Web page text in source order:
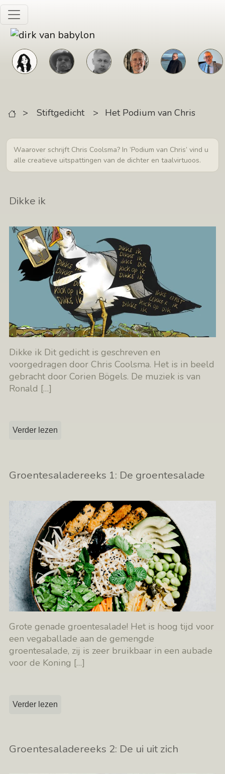
Skip to main content
> Stiftgedicht > Het Podium van Chris
Waarover schrijft Chris Coolsma? In ‘Podium van Chris’ vind u
alle creatieve uitspattingen van de dichter en taalvirtuoos.
Dikke ik
Dikke ik Dit gedicht is geschreven en
voorgedragen door Chris Coolsma. Het is in beeld
gebracht door Corien Bögels. De muziek is van
Ronald […]
Verder lezen
Groentesaladereeks 1: De groentesalade
Grote genade groentesalade! Het is hoog tijd voor
een vegaballade aan de gemengde
groentesalade, zij is zeer bruikbaar in een aubade
voor de Koning […]
Verder lezen
Groentesaladereeks 2: De ui uit zich